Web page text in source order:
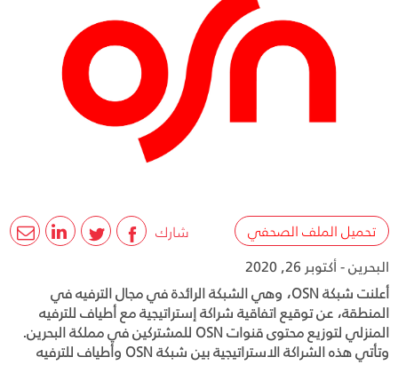
شارك
تحميل الملف الصحفي
البحرين - أكتوبر 26, 2020
أعلنت شبكة OSN، وهي الشبكة الرائدة في مجال الترفيه في
المنطقة، عن توقيع اتفاقية شراكة إستراتيجية مع أطياف للترفيه
المنزلي لتوزيع محتوى قنوات OSN للمشتركين في مملكة البحرين.
وتأتي هذه الشراكة الاستراتيجية بين شبكة OSN وأطياف للترفيه